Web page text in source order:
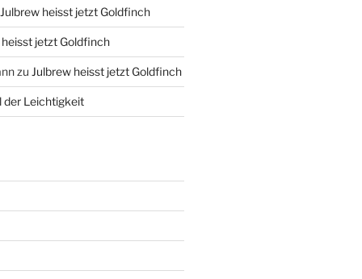
Julbrew heisst jetzt Goldfinch
heisst jetzt Goldfinch
zu Julbrew heisst jetzt Goldfinch
der Leichtigkeit